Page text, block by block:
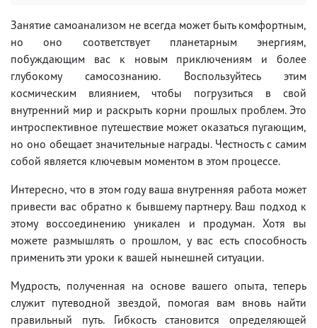
Занятие самоанализом не всегда может быть комфортным,
но оно соответствует планетарным энергиям,
побуждающим вас к новым приключениям и более
глубокому самосознанию. Воспользуйтесь этим
космическим влиянием, чтобы погрузиться в свой
внутренний мир и раскрыть корни прошлых проблем. Это
интроспективное путешествие может оказаться пугающим,
но оно обещает значительные награды. Честность с самим
собой является ключевым моментом в этом процессе.
Интересно, что в этом году ваша внутренняя работа может
привести вас обратно к бывшему партнеру. Ваш подход к
этому воссоединению уникален и продуман. Хотя вы
можете размышлять о прошлом, у вас есть способность
применить эти уроки к вашей нынешней ситуации.
Мудрость, полученная на основе вашего опыта, теперь
служит путеводной звездой, помогая вам вновь найти
правильный путь. Гибкость становится определяющей